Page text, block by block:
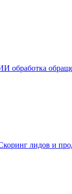
обработка
лидов и